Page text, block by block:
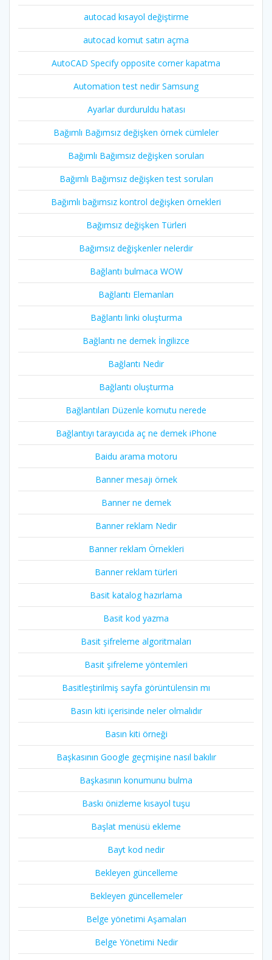
autocad kısayol değiştirme
autocad komut satırı açma
AutoCAD Specify opposite corner kapatma
Automation test nedir Samsung
Ayarlar durduruldu hatası
Bağımlı Bağımsız değişken örnek cümleler
Bağımlı Bağımsız değişken soruları
Bağımlı Bağımsız değişken test soruları
Bağımlı bağımsız kontrol değişken örnekleri
Bağımsız değişken Türleri
Bağımsız değişkenler nelerdir
Bağlantı bulmaca WOW
Bağlantı Elemanları
Bağlantı linki oluşturma
Bağlantı ne demek İngilizce
Bağlantı Nedir
Bağlantı oluşturma
Bağlantıları Düzenle komutu nerede
Bağlantıyı tarayıcıda aç ne demek iPhone
Baidu arama motoru
Banner mesajı örnek
Banner ne demek
Banner reklam Nedir
Banner reklam Örnekleri
Banner reklam türleri
Basit katalog hazırlama
Basit kod yazma
Basit şifreleme algoritmaları
Basit şifreleme yöntemleri
Basitleştirilmiş sayfa görüntülensin mı
Basın kiti içerisinde neler olmalıdır
Basın kiti örneği
Başkasının Google geçmişine nasıl bakılır
Başkasının konumunu bulma
Baskı önizleme kısayol tuşu
Başlat menüsü ekleme
Bayt kod nedir
Bekleyen güncelleme
Bekleyen güncellemeler
Belge yönetimi Aşamaları
Belge Yönetimi Nedir